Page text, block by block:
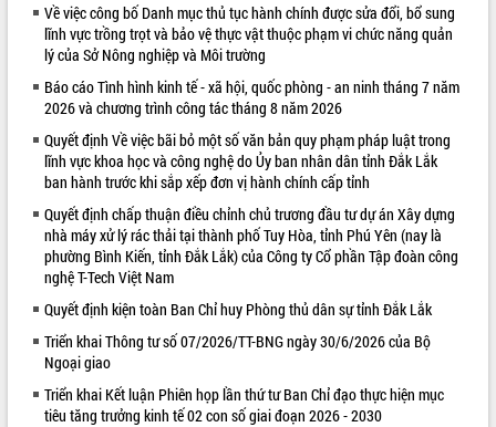
VIDEO
Loading the player...
Khám bệnh, cấp phát thuốc miễn phí
và tặng quà người dân xã Cư Pui
Hội nghị UBND tỉnh Đắk Lắk thường kỳ
tháng 7/2026
Lễ truy tặng danh hiệu “Bà Mẹ Việt
Nam Anh hùng” và trao Huân chương
Lao động
UBND tỉnh Đắk Lắk triển khai nhiệm
vụ 6 tháng cuối năm 2026
Kỳ họp thứ Hai, Hội đồng nhân dân
tỉnh khóa XI quyết nghị nhiều nội dung
quan trọng
ALBUM ẢNH
Về việc công bố Danh mục thủ tục hành chính được sửa đổi, bổ sung
lĩnh vực trồng trọt và bảo vệ thực vật thuộc phạm vi chức năng quản
lý của Sở Nông nghiệp và Môi trường
Báo cáo Tình hình kinh tế - xã hội, quốc phòng - an ninh tháng 7 năm
2026 và chương trình công tác tháng 8 năm 2026
Quyết định Về việc bãi bỏ một số văn bản quy phạm pháp luật trong
lĩnh vực khoa học và công nghệ do Ủy ban nhân dân tỉnh Đắk Lắk
ban hành trước khi sắp xếp đơn vị hành chính cấp tỉnh
Quyết định chấp thuận điều chỉnh chủ trương đầu tư dự án Xây dựng
nhà máy xử lý rác thải tại thành phố Tuy Hòa, tỉnh Phú Yên (nay là
phường Bình Kiến, tỉnh Đắk Lắk) của Công ty Cổ phần Tập đoàn công
nghệ T-Tech Việt Nam
Quyết định kiện toàn Ban Chỉ huy Phòng thủ dân sự tỉnh Đắk Lắk
Triển khai Thông tư số 07/2026/TT-BNG ngày 30/6/2026 của Bộ
Ngoại giao
Triển khai Kết luận Phiên họp lần thứ tư Ban Chỉ đạo thực hiện mục
tiêu tăng trưởng kinh tế 02 con số giai đoạn 2026 - 2030